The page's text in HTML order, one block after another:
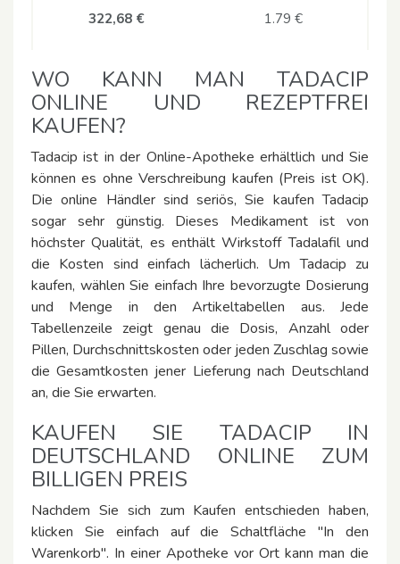
322,68 € 1.79 €
WO KANN MAN TADACIP
ONLINE UND REZEPTFREI
KAUFEN?
Tadacip ist in der Online-Apotheke erhältlich und Sie
können es ohne Verschreibung kaufen (Preis ist OK).
Die online Händler sind seriös, Sie kaufen Tadacip
sogar sehr günstig. Dieses Medikament ist von
höchster Qualität, es enthält Wirkstoff Tadalafil und
die Kosten sind einfach lächerlich. Um Tadacip zu
kaufen, wählen Sie einfach Ihre bevorzugte Dosierung
und Menge in den Artikeltabellen aus. Jede
Tabellenzeile zeigt genau die Dosis, Anzahl oder
Pillen, Durchschnittskosten oder jeden Zuschlag sowie
die Gesamtkosten jener Lieferung nach Deutschland
an, die Sie erwarten.
KAUFEN SIE TADACIP IN
DEUTSCHLAND ONLINE ZUM
BILLIGEN PREIS
Nachdem Sie sich zum Kaufen entschieden haben,
klicken Sie einfach auf die Schaltfläche ″In den
Warenkorb″. In einer Apotheke vor Ort kann man die